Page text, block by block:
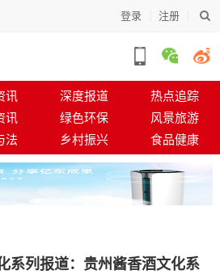
登录 注册
讯 深度报道
热点追踪
讯 绿色环保
风景旅游
法 乡村振兴 食品健康
系列报道：贵州酱香酒文化系